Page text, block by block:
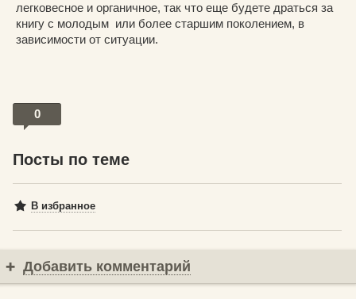
легковесное и органичное, так что еще будете драться за
книгу с молодым или более старшим поколением, в
зависимости от ситуации.
0
Посты по теме
В избранное
Добавить комментарий